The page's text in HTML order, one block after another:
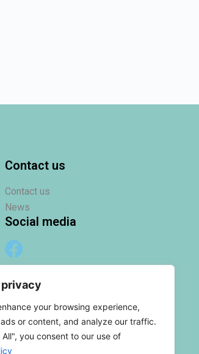
your browsing experience,
or content, and analyze our traffic.
you consent to our use of
Contact us
Contact us
News
Social media